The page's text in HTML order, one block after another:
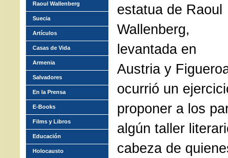
estatua de Raoul
Wallenberg,
levantada en
Austria y
ocurrió un
proponer a los
algún taller
cabeza de
Raoul Wallenberg
Suecia
Artículos
Casas de Vida
Armenia
Salvadores
En la Prensa
E-Books
Films y Libros
Educación
Holocausto